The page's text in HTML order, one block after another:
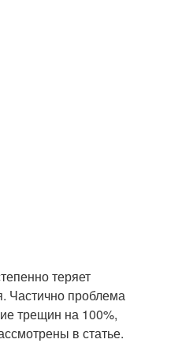
теряет
Частично проблема
трещин на 100%,
в статье.